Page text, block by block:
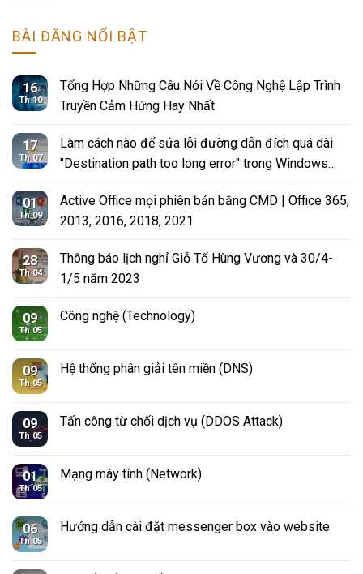
BÀI ĐĂNG NỔI BẬT
16
Th 10
Tổng Hợp Những Câu Nói Về Công Nghệ Lập Trình
Truyền Cảm Hứng Hay Nhất
17
Th 07
Làm cách nào để sửa lỗi đường dẫn đích quá dài
"Destination path too long error" trong Windows
01
Th 09
Active Office mọi phiên bản bằng CMD | Office 365,
2013, 2016, 2018, 2021
28
Th 04
Thông báo lịch nghỉ Giỗ Tổ Hùng Vương và 30/4-
1/5 năm 2023
09
Th 05
Công nghệ (Technology)
09
Th 05
Hệ thống phân giải tên miền (DNS)
09
Th 05
Tấn công từ chối dịch vụ (DDOS Attack)
01
Th 05
Mạng máy tính (Network)
06
Th 05
Hướng dẫn cài đặt messenger box vào website